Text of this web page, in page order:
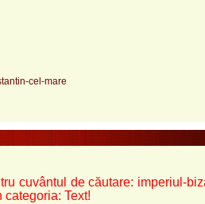
cel-mare
cuvântul de căutare: imperiul-
Text!